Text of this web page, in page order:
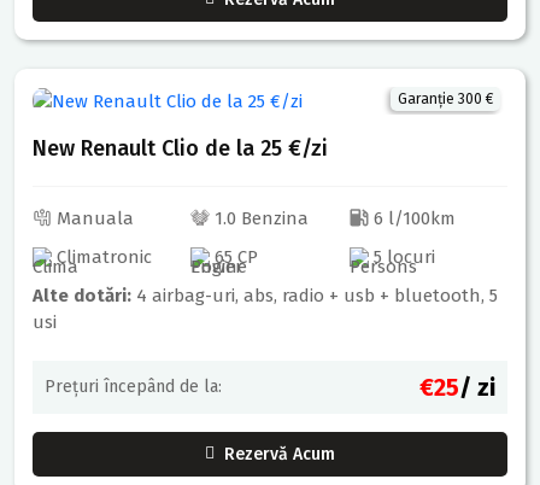
Garanție 300 €
New Renault Clio de la 25 €/zi
Manuala 1.0 Benzina
6 l/100km
Climatronic
65 CP
5 locuri
Alte dotări: 4 airbag-uri, abs, radio + usb + bluetooth, 5
usi
Prețuri începând de la: €25/ zi
Rezervă Acum